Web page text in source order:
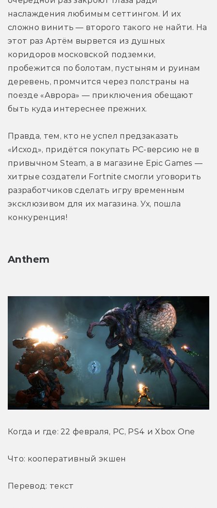
наслаждения любимым сеттингом. И их
сложно винить — второго такого не найти. На
этот раз Артём вырвется из душных
коридоров московской подземки,
пробежится по болотам, пустыням и руинам
деревень, промчится через полстраны на
поезде «Аврора» — приключения обещают
быть куда интереснее прежних.
Правда, тем, кто не успел предзаказать
«Исход», придётся покупать PC-версию не в
привычном Steam, а в магазине Epic Games —
хитрые создатели Fortnite смогли уговорить
разработчиков сделать игру временным
эксклюзивом для их магазина. Ух, пошла
конкуренция!
Anthem
Когда и где: 22 февраля, PC, PS4 и Xbox One
Что: кооперативный экшен
Перевод: текст